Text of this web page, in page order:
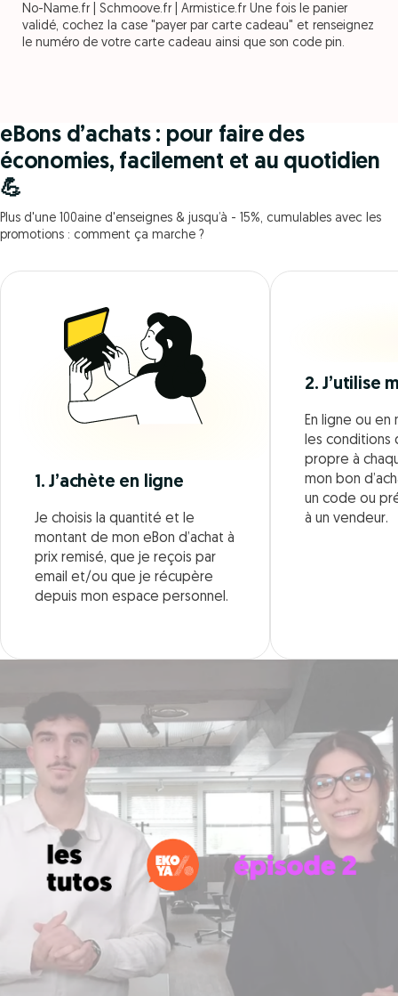
No-Name.fr | Schmoove.fr | Armistice.fr Une fois le panier
validé, cochez la case "payer par carte cadeau" et renseignez
le numéro de votre carte cadeau ainsi que son code pin.
eBons d’achats : pour faire des
économies, facilement et au quotidien
💪
Plus d'une 100aine d'enseignes & jusqu’à - 15%, cumulables avec les
promotions : comment ça marche ?
1. J’achète en ligne
Je choisis la quantité et le
montant de mon eBon d’achat à
prix remisé, que je reçois par
email et/ou que je récupère
depuis mon espace personnel.
2. J’utilise
En ligne ou en
les conditions
propre à
mon bon
un code ou
à un vendeur.